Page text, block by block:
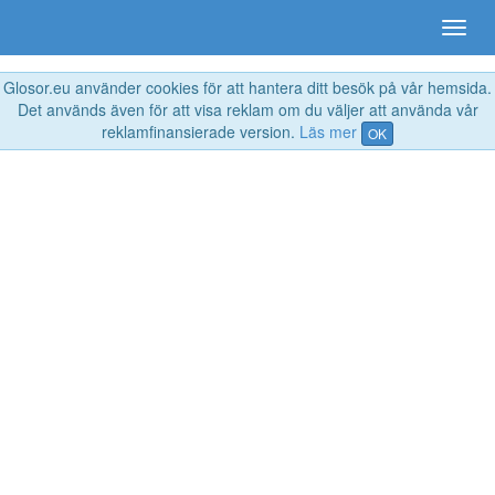
Glosor.eu använder cookies för att hantera ditt besök på vår hemsida.
Det används även för att visa reklam om du väljer att använda vår
reklamfinansierade version. Läs mer OK